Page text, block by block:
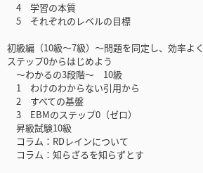
4 学習の本質
5 それぞれのレベルの目標
初級編（10級～7級）～問題を同定し、効率よ
ステップ0からはじめよう
～わかるの3段階～ 10級
1 わけのわからない引用から
2 すべての基盤
3 EBMのステップ0（ゼロ）
昇級試験10級
コラム：RDレインについて
コラム：知らざるを知らずとす